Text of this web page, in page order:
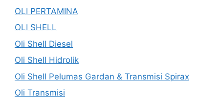
OLI PERTAMINA
OLI SHELL
Oli Shell Diesel
Oli Shell Hidrolik
Oli Shell Pelumas Gardan & Transmisi Spirax
Oli Transmisi